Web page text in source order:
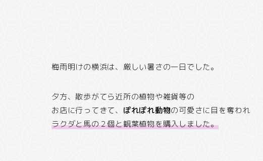
梅雨明けの横浜は、厳しい暑さの一日でした。
夕方、散歩がてら近所の植物や雑貨等の
お店に行ってきて、 ぽれぽれ動物の可愛さに目を奪われ
ラクダと馬の２個と観葉植物を購入しました。